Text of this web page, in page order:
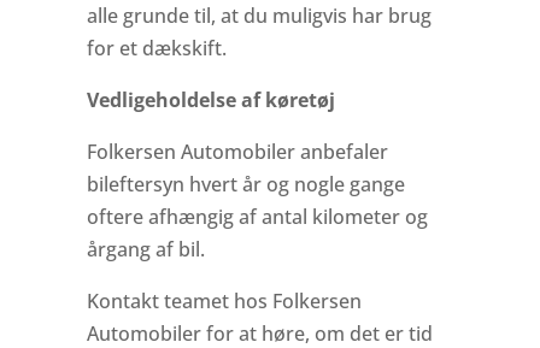
alle grunde til, at du muligvis har brug
for et dækskift.
Vedligeholdelse af køretøj
Folkersen Automobiler anbefaler
bileftersyn hvert år og nogle gange
oftere afhængig af antal kilometer og
årgang af bil.
Kontakt teamet hos Folkersen
Automobiler for at høre, om det er tid